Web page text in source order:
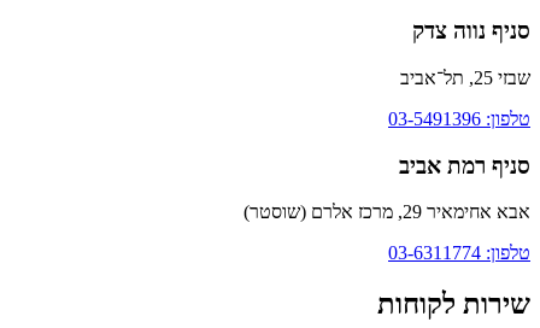
סניף נווה צדק
שבזי 25, תל־אביב
טלפון: 03-5491396
סניף רמת אביב
אבא אחימאיר 29, מרכז אלרם (שוסטר)
טלפון: 03-6311774
שירות לקוחות